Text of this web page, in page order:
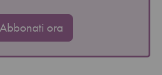
Abbonati ora